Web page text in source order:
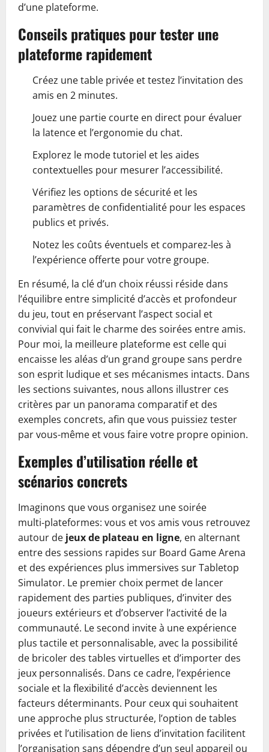
d’une plateforme.
Conseils pratiques pour tester une
plateforme rapidement
Créez une table privée et testez l’invitation des
amis en 2 minutes.
Jouez une partie courte en direct pour évaluer
la latence et l’ergonomie du chat.
Explorez le mode tutoriel et les aides
contextuelles pour mesurer l’accessibilité.
Vérifiez les options de sécurité et les
paramètres de confidentialité pour les espaces
publics et privés.
Notez les coûts éventuels et comparez-les à
l’expérience offerte pour votre groupe.
En résumé, la clé d’un choix réussi réside dans
l’équilibre entre simplicité d’accès et profondeur
du jeu, tout en préservant l’aspect social et
convivial qui fait le charme des soirées entre amis.
Pour moi, la meilleure plateforme est celle qui
encaisse les aléas d’un grand groupe sans perdre
son esprit ludique et ses mécanismes intacts. Dans
les sections suivantes, nous allons illustrer ces
critères par un panorama comparatif et des
exemples concrets, afin que vous puissiez tester
par vous-même et vous faire votre propre opinion.
Exemples d’utilisation réelle et
scénarios concrets
Imaginons que vous organisez une soirée
multi‑plateformes: vous et vos amis vous retrouvez
autour de jeux de plateau en ligne, en alternant
entre des sessions rapides sur Board Game Arena
et des expériences plus immersives sur Tabletop
Simulator. Le premier choix permet de lancer
rapidement des parties publiques, d’inviter des
joueurs extérieurs et d’observer l’activité de la
communauté. Le second invite à une expérience
plus tactile et personnalisable, avec la possibilité
de bricoler des tables virtuelles et d’importer des
jeux personnalisés. Dans ce cadre, l’expérience
sociale et la flexibilité d’accès deviennent les
facteurs déterminants. Pour ceux qui souhaitent
une approche plus structurée, l’option de tables
privées et l’utilisation de liens d’invitation facilitent
l’organisation sans dépendre d’un seul appareil ou